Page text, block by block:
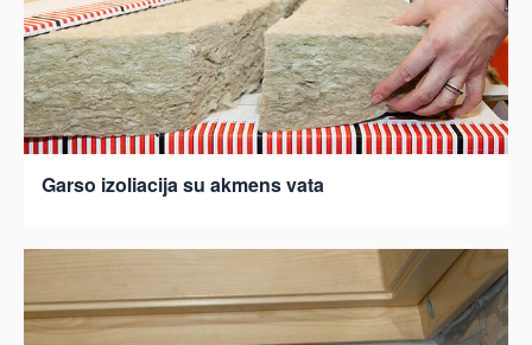
Garso izoliacija su akmens vata